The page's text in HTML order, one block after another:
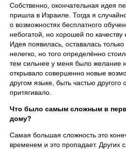
Собственно, окончательная идея
пришла в Израиле. Тогда я
о возможностях бесплатного
небогатой, но хорошей по качеству
Идея появилась, оставалась
нелегко, но того определённо
тем сильнее у меня было желание
открывало совершенно новые
другом языке, быть частью другого
притягивало.
Что было самым сложным в
дому?
Самая большая сложность это
временем и это пропадает. Других